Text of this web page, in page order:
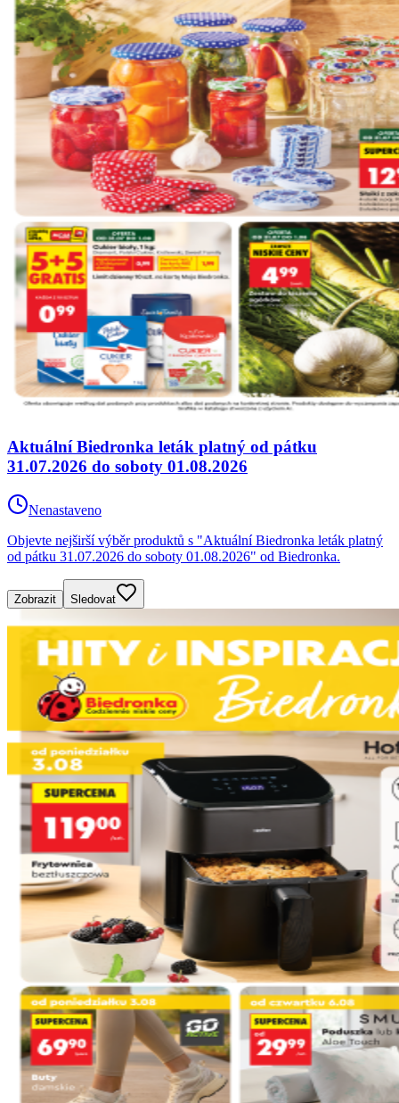
Aktuální Biedronka leták platný od pátku
31.07.2026 do soboty 01.08.2026
Nenastaveno
Objevte nejširší výběr produktů s "Aktuální Biedronka leták platný
od pátku 31.07.2026 do soboty 01.08.2026" od Biedronka.
Zobrazit Sledovat